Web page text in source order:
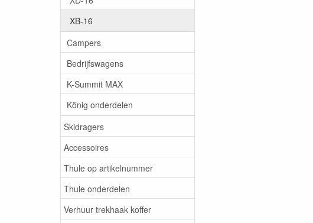
XB-16
Campers
Bedrijfswagens
K-Summit MAX
König onderdelen
Skidragers
Accessoires
Thule op artikelnummer
Thule onderdelen
Verhuur trekhaak koffer